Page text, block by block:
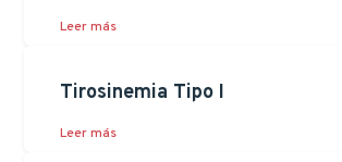
Leer más
Tirosinemia Tipo I
Leer más